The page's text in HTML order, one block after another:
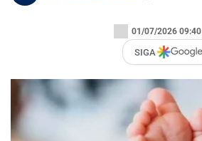
01/07/2026 09:40
SIGA